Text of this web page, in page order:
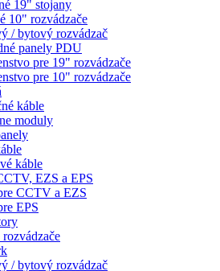
19" stojany
10" rozvádzače
/ bytový rozvádzač
panely PDU
pre 19" rozvádzače
pre 10" rozvádzače
káble
moduly
káble
EZS a EPS
CCTV a EZS
EPS
/ bytový rozvádzač